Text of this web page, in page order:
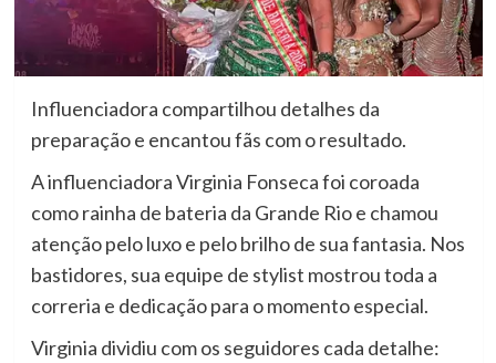
Influenciadora compartilhou detalhes da
preparação e encantou fãs com o resultado.
A influenciadora Virginia Fonseca foi coroada
como rainha de bateria da Grande Rio e chamou
atenção pelo luxo e pelo brilho de sua fantasia. Nos
bastidores, sua equipe de stylist mostrou toda a
correria e dedicação para o momento especial.
Virginia dividiu com os seguidores cada detalhe: